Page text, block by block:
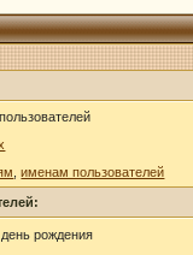
,именам пользователей
рождения